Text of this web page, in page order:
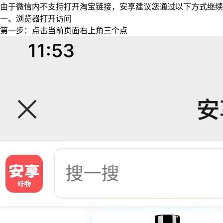
由于微信内不支持打开淘宝链接，安享建议您通过以下方式继
一、浏览器打开访问
第一步：点击当前页面右上角三个点